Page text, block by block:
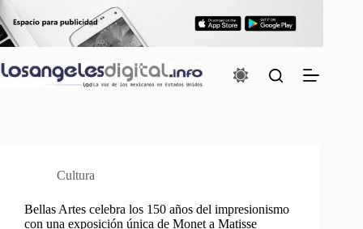
al
contenido
Cultura
Bellas Artes celebra los 150 años del impresionismo
con una exposición única de Monet a Matisse